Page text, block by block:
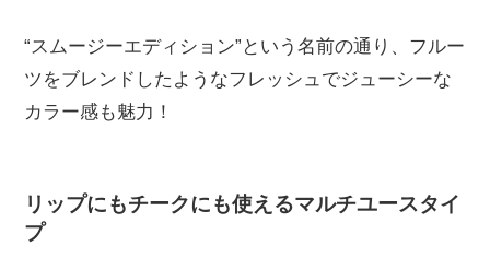
“スムージーエディション”という名前の通り、フルー
ツをブレンドしたようなフレッシュでジューシーな
カラー感も魅力！
リップにもチークにも使えるマルチユースタイ
プ